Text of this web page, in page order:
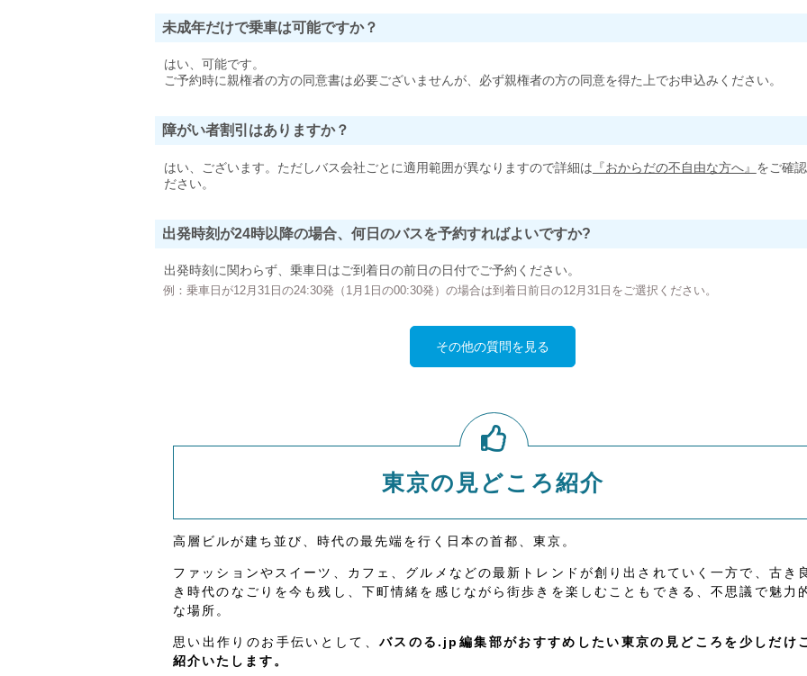
未成年だけで乗車は可能ですか？
はい、可能です。
ご予約時に親権者の方の同意書は必要ございませんが、必ず親権者の方の同意を得た上でお申込みください。
障がい者割引はありますか？
はい、ございます。ただしバス会社ごとに適用範囲が異なりますので詳細は 『おからだの不自由な方へ』 をご確
ださい。
出発時刻が24時以降の場合、何日のバスを予約すればよいですか?
出発時刻に関わらず、乗車日はご到着日の前日の日付でご予約ください。
例：乗車日が12月31日の24:30発（1月1日の00:30発）の場合は到着日前日の12月31日をご選択ください。
その他の質問を見る
東京の見どころ紹介
高層ビルが建ち並び、時代の最先端を行く日本の首都、東京。
ファッションやスイーツ、カフェ、グルメなどの最新トレンドが創り出されていく一方で、古き
き時代のなごりを今も残し、下町情緒を感じながら街歩きを楽しむこともできる、不思議で魅力
な場所。
思い出作りのお手伝いとして、 バスのる.jp編集部がおすすめしたい東京の見どころを少しだけ
紹介いたします。